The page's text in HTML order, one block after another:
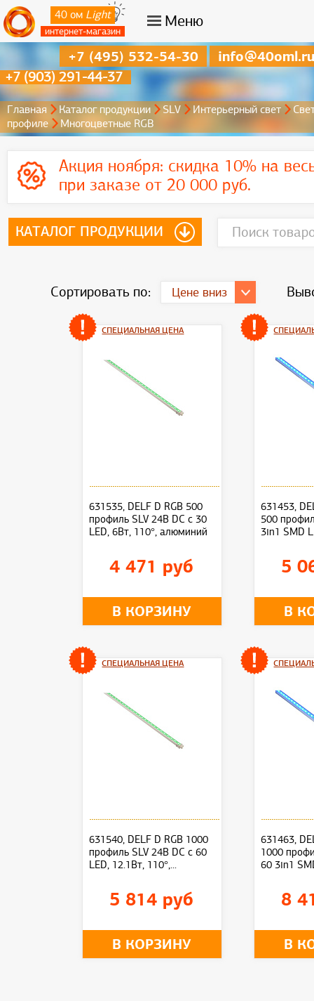
40 ом Light
интернет-магазин
Меню
+7 (903) 291-44-37
+7 (495) 532-54-30 info@40oml.ru
Главная Каталог продукции SLV Интерьерный свет
профиле
Многоцветные RGB
Акция ноября: скидка 10% на
при заказе от 20 000 руб.
КАТАЛОГ ПРОДУКЦИИ
Сортировать по: Цене вниз
СПЕЦИАЛЬНАЯ ЦЕНА
631535, DELF D RGB 500
профиль SLV 24В DC c 30
LED, 6Вт, 110°, алюминий
4 471 руб
В КОРЗИНУ
631453,
500
3in1 SMD
5
В
СПЕЦИАЛЬНАЯ ЦЕНА
631540, DELF D RGB 1000
профиль SLV 24В DC c 60
LED, 12.1Вт, 110°,...
5 814 руб
В КОРЗИНУ
631463,
1000
60 3in1
8
В